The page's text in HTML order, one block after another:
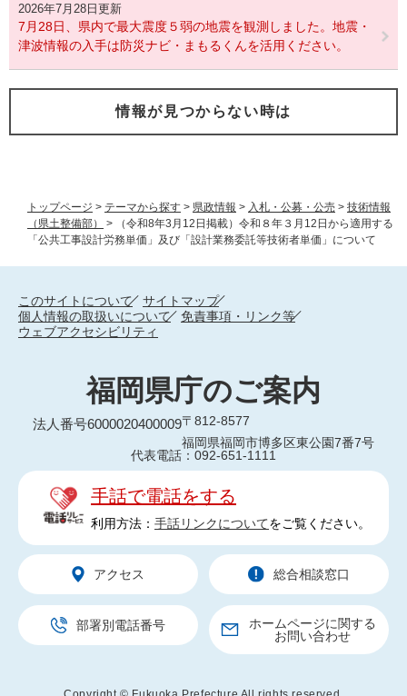
トップページ > テーマから探す > 県政情報 > 入札・公募・公売 > 技術情報
（県土整備部）
>
（令和8年3月12日掲載）令和８年３月12日から適用する
「公共工事設計労務単価」及び「設計業務委託等技術者単価」について
2026年7月28日更新
7月28日、県内で最大震度５弱の地震を観測しました。地震・
津波情報の入手は防災ナビ・まもるくんを活用ください。
情報が見つからない時は
このサイトについて
サイトマップ
個人情報の取扱いについて
免責事項・リンク等
ウェブアクセシビリティ
福岡県庁のご案内
法人番号6000020400009〒812-8577
福岡県福岡市博多区東公園7番7号
代表電話：092-651-1111
手話で電話をする
利用方法： 手話リンクについてをご覧ください。
アクセス 総合相談窓口
部署別電話番号
ホームページに関する
お問い合わせ